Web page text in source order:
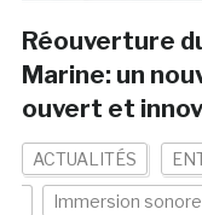
Réouverture
Marine: un
ouvert et
ACTUALITÉS
Immersion sonore